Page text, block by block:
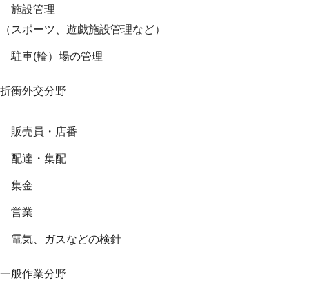
施設管理
（スポーツ、遊戯施設管理など）
駐車(輪）場の管理
折衝外交分野
販売員・店番
配達・集配
集金
営業
電気、ガスなどの検針
一般作業分野